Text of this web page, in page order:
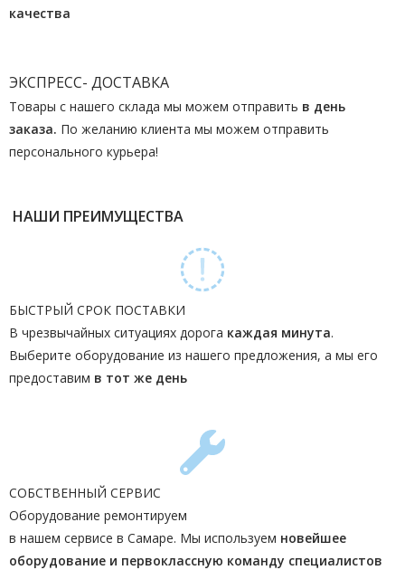
качества
ЭКСПРЕСС- ДОСТАВКА
Товары с нашего склада мы можем отправить в день
заказа. По желанию клиента мы можем отправить
персонального курьера!
НАШИ ПРЕИМУЩЕСТВА
БЫСТРЫЙ СРОК ПОСТАВКИ
В чрезвычайных ситуациях дорога каждая минута.
Выберите оборудование из нашего предложения, а мы его
предоставим в тот же день
СОБСТВЕННЫЙ СЕРВИС
Оборудование ремонтируем
в нашем сервисе в Самаре. Мы используем новейшее
оборудование и первоклассную команду специалистов